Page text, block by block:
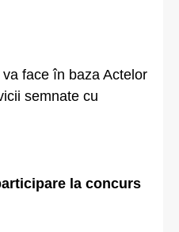
face în baza Actelor
semnate cu
la concurs